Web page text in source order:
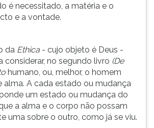
é necessitado, a matéria e o
e a vontade.
da Ethica - cujo objeto é Deus -
considerar, no segundo livro (De
humano, ou, melhor, o homem
alma. A cada estado ou mudança
um estado ou mudança do
a alma e o corpo não possam
uma sobre o outro, como já se viu.